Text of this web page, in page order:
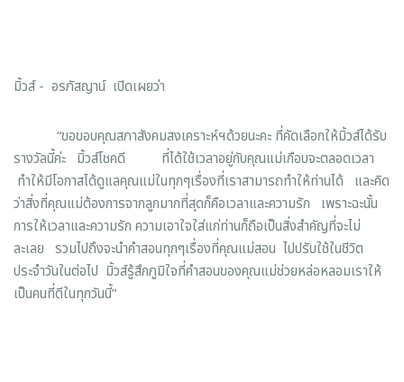
มิ้วส์ - อรภัสญาน์ เปิดเผยว่า
“ขอขอบคุณสภาสังคมสงเคราะห์ฯด้วยนะคะ ที่คัดเลือกให้มิ้วส์ได้รับ
รางวัลนี้ค่ะ มิ้วส์โชคดี ที่ได้ใช้เวลาอยู่กับคุณแม่เกือบจะตลอดเวลา
ทำให้มีโอกาสได้ดูแลคุณแม่ในทุกๆเรื่องที่เราสามารถทำให้ท่านได้ และคิด
ว่าสิ่งที่คุณแม่ต้องการจากลูกมากที่สุดก็คือเวลาและความรัก เพราะฉะนั้น
การให้เวลาและความรัก ความเอาใจใส่แก่ท่านก็ถือเป็นสิ่งสำคัญที่จะไม่
ละเลย รวมไปถึงจะนำคำสอนทุกๆเรื่องที่คุณแม่สอน ไปปรับใช้ในชีวิต
ประจำวันในต่อไป มิ้วส์รู้สึกภูมิใจที่คำสอนของคุณแม่ช่วยหล่อหลอมเราให้
เป็นคนที่ดีในทุกวันนี้”